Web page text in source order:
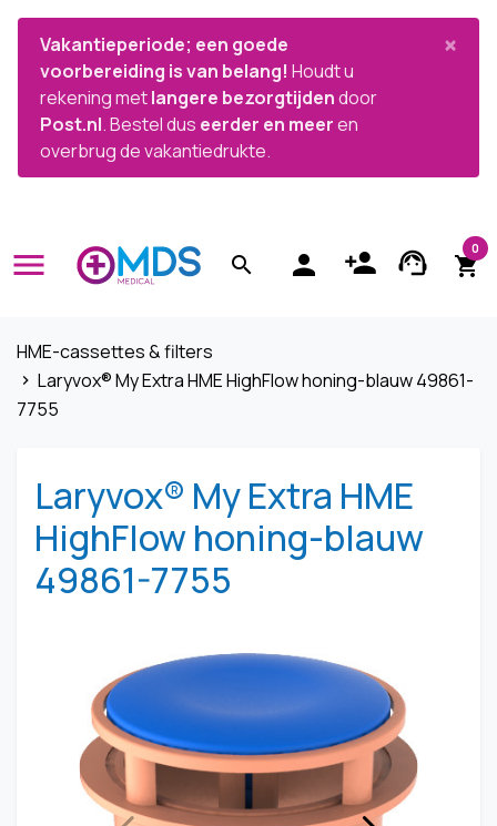
×
Vakantieperiode; een goede
voorbereiding is van belang! Houdt u
rekening metlangere bezorgtijdendoor
Post.nl. Bestel dus eerder en meeren
overbrug de vakantiedrukte.
menu search person person_add support_agent shopping_cart
0
HME-cassettes & filters
navigate_next Laryvox® My Extra HME HighFlow honing-blauw 49861-
7755
Laryvox® My Extra HME
HighFlow honing-blauw
49861-7755

